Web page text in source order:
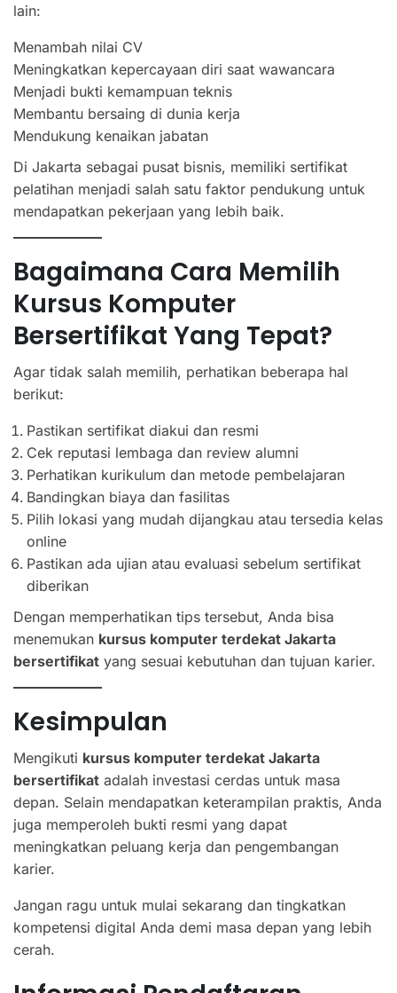
lain:
Menambah nilai CV
Meningkatkan kepercayaan diri saat wawancara
Menjadi bukti kemampuan teknis
Membantu bersaing di dunia kerja
Mendukung kenaikan jabatan
Di Jakarta sebagai pusat bisnis, memiliki sertifikat
pelatihan menjadi salah satu faktor pendukung untuk
mendapatkan pekerjaan yang lebih baik.
Bagaimana Cara Memilih
Kursus Komputer
Bersertifikat Yang Tepat?
Agar tidak salah memilih, perhatikan beberapa hal
berikut:
Pastikan sertifikat diakui dan resmi
Cek reputasi lembaga dan review alumni
Perhatikan kurikulum dan metode pembelajaran
Bandingkan biaya dan fasilitas
Pilih lokasi yang mudah dijangkau atau tersedia kelas
online
Pastikan ada ujian atau evaluasi sebelum sertifikat
diberikan
Dengan memperhatikan tips tersebut, Anda bisa
menemukan kursus komputer terdekat Jakarta
bersertifikat yang sesuai kebutuhan dan tujuan karier.
Kesimpulan
Mengikuti kursus komputer terdekat Jakarta
bersertifikat adalah investasi cerdas untuk masa
depan. Selain mendapatkan keterampilan praktis, Anda
juga memperoleh bukti resmi yang dapat
meningkatkan peluang kerja dan pengembangan
karier.
Jangan ragu untuk mulai sekarang dan tingkatkan
kompetensi digital Anda demi masa depan yang lebih
cerah.